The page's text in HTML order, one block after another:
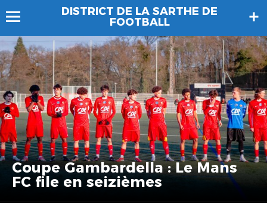
DISTRICT DE LA SARTHE DE
FOOTBALL
Coupe Gambardella : Le Mans
FC file en seizièmes